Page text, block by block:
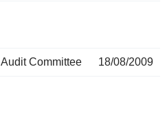
Audit Committee 18/08/2009